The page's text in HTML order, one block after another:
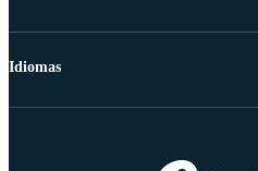
Idiomas